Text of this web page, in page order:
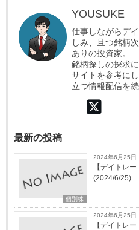
YOUSUKE
仕事しながらデ
しみ、且つ銘柄
ありの投資家。
銘柄探しの探求
サイトを参考に
立つ情報配信を続
最新の投稿
個別株
2024年6月25日
【デイトレ
(2024/6/25)
2024年6月25日
【デイトレ